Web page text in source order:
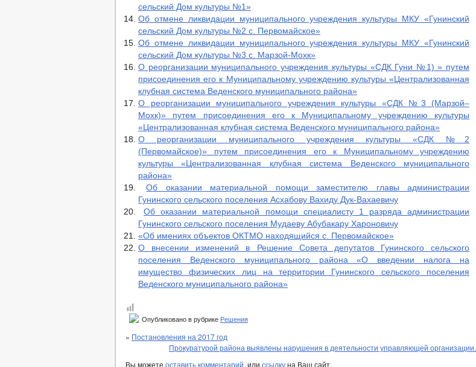
сельский Дом культуры №1»
Об отмене ликвидации муниципального учреждения культуры МКУ «Гунинский
сельский Дом культуры №2 с. Первомайское»
Об отмене ликвидации муниципального учреждения культуры МКУ «Гунинский
сельский Дом культуры №3 с. Марзой-Мохк»
О реорганизации муниципального учреждения культуры «СДК Гуни №1) » путем
присоединения его к Муниципальному учреждению культуры «Централизованная
клубная система Веденского муниципального района»
О реорганизации муниципального учреждения культуры «СДК №3 (Марзой–
Мохк)» путем присоединения его к Муниципальному учреждению культуры
«Централизованная клубная система Веденского муниципального района»
О реорганизации муниципального учреждения культуры «СДК №2
(Первомайское)» путем присоединения его к Муниципальному учреждению
культуры «Централизованная клубная система Веденского муниципального
района»
Об оказании материальной помощи заместителю главы администрации
Гунинского сельского поселения Асхабову Вахиду Дук-Вахаевичу
Об оказании материальной помощи специалисту 1 разряда администрации
Гунинского сельского поселения Мудаеву Абубакару Хароновичу
«Об имениях объектов ОКТМО находящийся с. Первомайское»
О внесении изменений в Решение Совета депутатов Гунинского сельского
поселения Веденского муниципального района «О введении налога на
имущество физических лиц на территории Гунинского сельского поселения
Веденского муниципального района»
Опубликовано в рубрике Решения
« Постановления на 2017 год
Прокуратурой района выявлены нарушения в деятельности управляющей организации.
Вы можете оставить комментарий, или ссылкуна Ваш сайт.